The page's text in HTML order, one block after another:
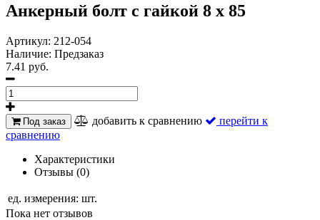
Анкерный болт с гайкой 8 х 85
Артикул: 212-054
Наличие: Предзаказ
7.41 руб.
Под заказ добавить к сравнению
перейти к
сравнению
Характеристики
Отзывы (0)
ед. измерения: шт.
Пока нет отзывов